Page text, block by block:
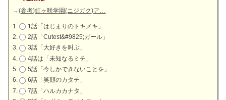
→(参考)虹ヶ咲学園(ニジガク)ア…
1話「はじまりのトキメキ」
2話「Cutest&#9825;ガール」
3話「大好きを叫ぶ」
4話は「未知なるミチ」
5話「今しかできないことを」
6話「笑顔のカタチ」
7話「ハルカカナタ」